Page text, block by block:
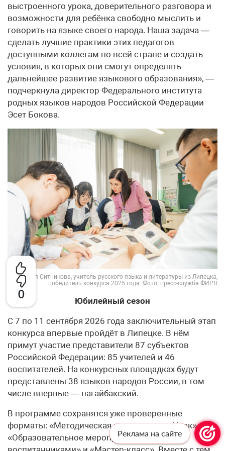
0
выстроенного урока, доверительного разговора и
возможности для ребёнка свободно мыслить и
говорить на языке своего народа. Наша задача —
сделать лучшие практики этих педагогов
доступными коллегам по всей стране и создать
условия, в которых они смогут определять
дальнейшее развитие языкового образования», —
подчеркнула директор Федерального института
родных языков народов Российской Федерации
Эсет Бокова.
Юлия Ситникова, учитель русского языка и литературы из Липецка,
победитель конкурса 2025 года. Фото: пресс-служба ФИРЯ
Юбилейный сезон
С 7 по 11 сентября 2026 года заключительный этап
конкурса впервые пройдёт в Липецке. В нём
примут участие представители 87 субъектов
Российской Федерации: 85 учителей и 46
воспитателей. На конкурсных площадках будут
представлены 38 языков народов России, в том
числе впервые — нагайбакский.
В программе сохранятся уже проверенные
форматы: «Методическая мастерская», «Урок»,
«Образовательное мероприятие сРеклама на сайте